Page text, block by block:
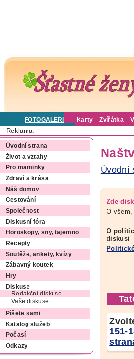
FOTOGALERIE Karty Zvířátka
Reklama:
Úvodní strana
Život a vztahy
Pro maminky
Zdraví a krása
Náš domov
Cestování
Společnost
Diskusní fóra
Horoskopy, sny, tajemno
Recepty
Soutěže, ankety, kvízy
Zábavný koutek
Hry
Diskuse
Redakční diskuse
Vaše diskuse
Píšete sami
Katalog služeb
Počasí
Odkazy
Úvodní
Zde
O všem,
O
diskusi
151-